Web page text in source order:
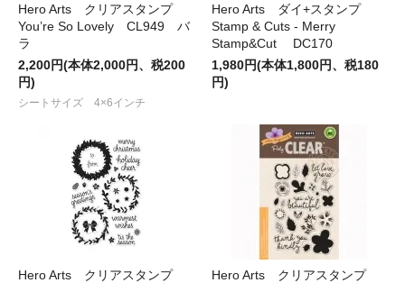
Hero Arts クリアスタンプ
You’re So Lovely CL949 バ
ラ
2,200円(本体2,000円、税200
円)
シートサイズ 4×6インチ
Hero Arts ダイ+スタンプ
Stamp & Cuts - Merry
Stamp&Cut DC170
1,980円(本体1,800円、税180
円)
Hero Arts クリアスタンプ
Hero Arts クリアスタンプ